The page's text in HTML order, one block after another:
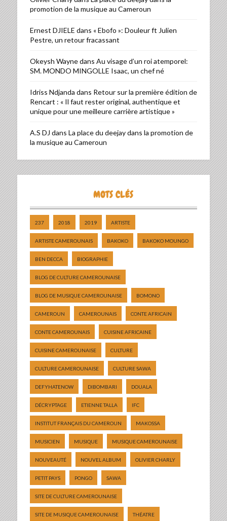
promotion de la musique au Cameroun
Ernest DJIELE dans « Ebofo »: Douleur ft Julien
Pestre, un retour fracassant
Okeysh Waynedans Au visage d’un roi atemporel:
SM. MONDO MINGOLLE Isaac, un chef né
Idriss Ndjanda dans Retour sur la première édition de
Rencart : « Il faut rester original, authentique et
unique pour une meilleure carrière artistique »
A.S DJ dans La place du deejay dans la promotion de
la musique au Cameroun
MOTS CLÉS
237 2018 2019 ARTISTE
ARTISTE CAMEROUNAIS BAKOKO BAKOKO MOUNGO
BEN DECCA BIOGRAPHIE
BLOG DE CULTURE CAMEROUNAISE
BLOG DE MUSIQUE CAMEROUNAISE BOMONO
CAMEROUN CAMEROUNAIS CONTE AFRICAIN
CONTE CAMEROUNAIS CUISINE AFRICAINE
CUISINE CAMEROUNAISE CULTURE
CULTURE CAMEROUNAISE CULTURE SAWA
DEFYHATENOW DIBOMBARI DOUALA
DÉCRYPTAGE ETIENNE TALLA IFC
INSTITUT FRANÇAIS DU CAMEROUN MAKOSSA
MUSICIEN MUSIQUE MUSIQUE CAMEROUNAISE
NOUVEAUTÉ NOUVEL ALBUM OLIVIER CHARLY
PETIT PAYS PONGO SAWA
SITE DE CULTURE CAMEROUNAISE
SITE DE MUSIQUE CAMEROUNAISE THÉATRE